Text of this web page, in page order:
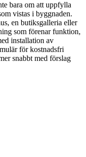
bara om att uppfylla
vistas i byggnaden.
en butiksgalleria eller
som förenar funktion,
installation av
för kostnadsfri
snabbt med förslag